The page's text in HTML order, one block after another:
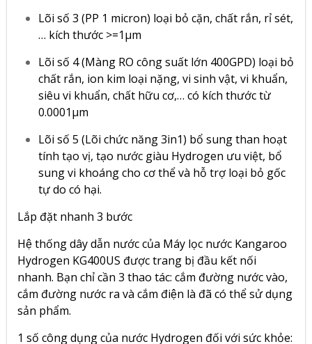
Lõi số 3 (PP 1 micron) loại bỏ cặn, chất rắn, rỉ sét,
… kích thước >=1µm
Lõi số 4 (Màng RO công suất lớn 400GPD) loại bỏ
chất rắn, ion kim loại nặng, vi sinh vật, vi khuẩn,
siêu vi khuẩn, chất hữu cơ,… có kích thước từ
0.0001µm
Lõi số 5 (Lõi chức năng 3in1) bổ sung than hoạt
tính tạo vị, tạo nước giàu Hydrogen ưu việt, bổ
sung vi khoáng cho cơ thể và hỗ trợ loại bỏ gốc
tự do có hại.
Lắp đặt nhanh 3 bước
Hệ thống dây dẫn nước của Máy lọc nước Kangaroo
Hydrogen KG400US được trang bị đầu kết nối
nhanh. Bạn chỉ cần 3 thao tác: cắm đường nước vào,
cắm đường nước ra và cắm điện là đã có thể sử dụng
sản phẩm.
1 số công dụng của nước Hydrogen đối với sức khỏe: